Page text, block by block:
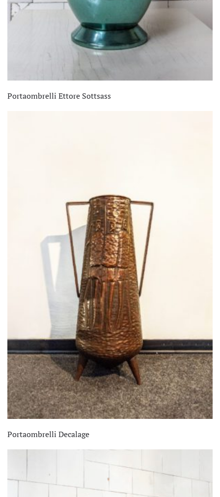
Portaombrelli Ettore Sottsass
Portaombrelli Decalage